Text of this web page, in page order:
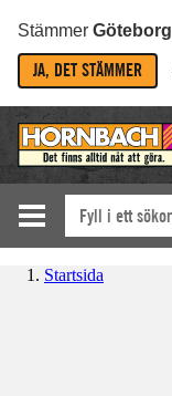
Stämmer Göteborg
JA, DET STÄMMER
Startsida